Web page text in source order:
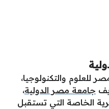
والتكنولوجيا،
جامعة مصر الدولية،
الخاصة التي تستقبل